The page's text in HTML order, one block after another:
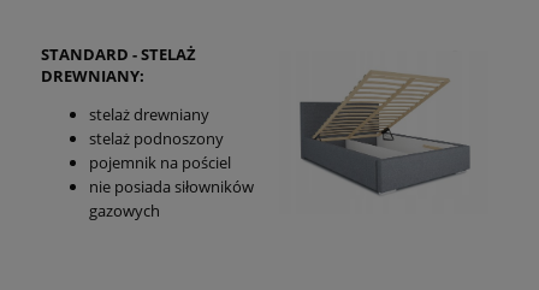
STANDARD - STELAŻ
DREWNIANY:
stelaż drewniany
stelaż podnoszony
pojemnik na pościel
nie posiada siłowników
gazowych